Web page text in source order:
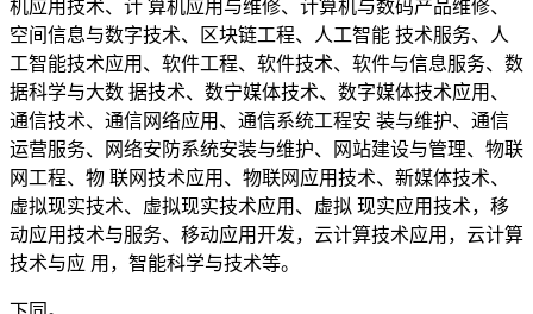
机应用技术、计 算机应用与维修、计算机与数码产品维修、
空间信息与数字技术、区块链工程、人工智能 技术服务、人
工智能技术应用、软件工程、软件技术、软件与信息服务、数
据科学与大数 据技术、数宁媒体技术、数字媒体技术应用、
通信技术、通信网络应用、通信系统工程安 装与维护、通信
运营服务、网络安防系统安装与维护、网站建设与管理、物联
网工程、物 联网技术应用、物联网应用技术、新媒体技术、
虚拟现实技术、虚拟现实技术应用、虚拟 现实应用技术，移
动应用技术与服务、移动应用开发，云计算技术应用，云计算
技术与应 用，智能科学与技术等。